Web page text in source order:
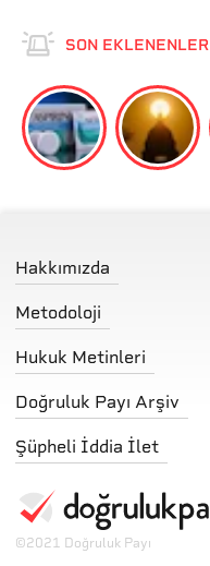
SON EKLENENLER
Hakkımızda
Metodoloji
Hukuk Metinleri
Doğruluk Payı Arşiv
Şüpheli İddia İlet
©2021 Doğruluk Payı